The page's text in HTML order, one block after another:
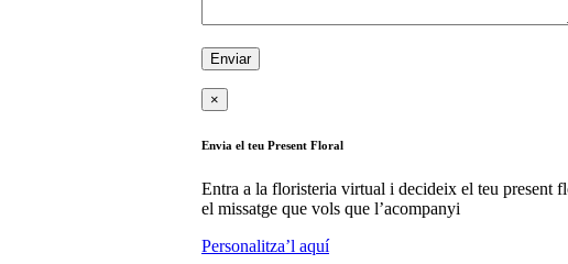
×
Envia el teu Present Floral
Entra a la floristeria virtual i decideix el teu present
el missatge que vols que l’acompanyi
Personalitza’l aquí